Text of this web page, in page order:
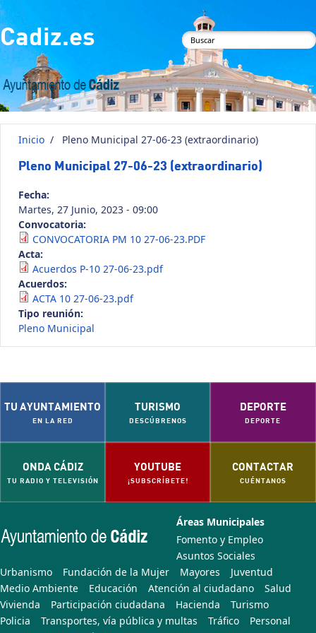
Pasar al contenido principal
Cadiz.es
Formulario de
búsqueda
Inicio / Pleno Municipal 27-06-23 (extraordinario)
Pleno Municipal 27-06-23 (extraordinario)
Fecha:
Martes, 27 Junio, 2023 - 09:00
Convocatoria:
CONVOCATORIA PM 10 27-06-23.PDF
Acta:
Acuerdos P-10 27-06-23.pdf
Acuerdos:
ACTA 10 27-06-23.pdf
Tipo reunión:
Pleno Municipal
TU AYUNTAMIENTO
EN LA RED
TURISMO
DESCÚBRENOS
DEPORTE
DEPORTE
ONDA CÁDIZ
TU RADIO Y TELEVISIÓN
YOUTUBE
¡SUBSCRÍBETE!
CONTACTAR
CUÉNTANOS
Áreas Municipales
Fomento y Empleo
Asuntos Sociales
Urbanismo
Fundación de la Mujer Mayores
Juventud
Medio Ambiente
Educación Atención al ciudadano
Salud
Vivienda
Participación ciudadana Hacienda
Turismo
Policia
Transportes, vía pública y multas Tráfico
Personal